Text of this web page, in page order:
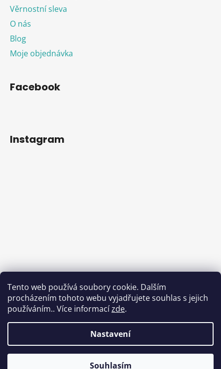
Tento web používá soubory cookie. Dalším
procházením tohoto webu vyjadřujete souhlas s jejich
používáním.. Více informacízde.
Nastavení
Souhlasím
Věrnostní sleva
O nás
Blog
Moje objednávka
Facebook
Instagram
Vytvořil Shoptet